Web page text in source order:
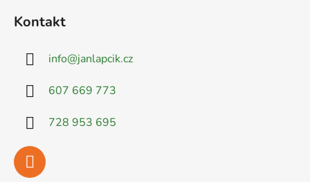
Kontakt
info@janlapcik.cz
607 669 773
728 953 695